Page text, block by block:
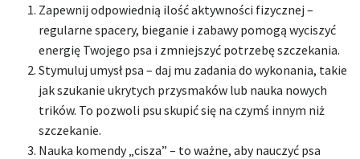
Zapewnij odpowiednią ilość aktywności fizycznej –
regularne spacery, bieganie i zabawy pomogą wyciszyć
energię Twojego psa i zmniejszyć potrzebę szczekania.
Stymuluj umysł psa – daj mu zadania do wykonania, takie
jak szukanie ukrytych przysmaków lub nauka nowych
trików. To pozwoli psu skupić się na czymś innym niż
szczekanie.
Nauka komendy „cisza” – to ważne, aby nauczyć psa